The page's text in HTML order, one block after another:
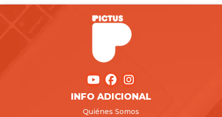
INFO ADICIONAL
Quiénes Somos